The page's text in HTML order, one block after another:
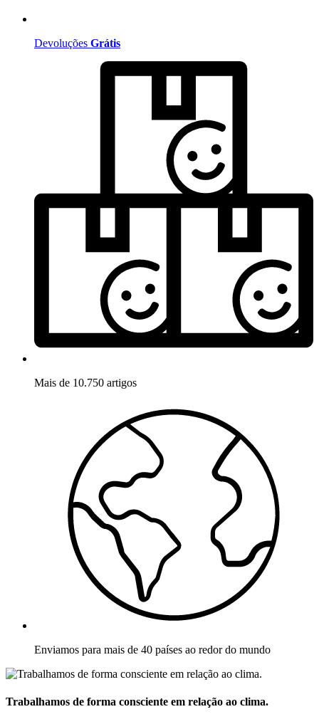
Devoluções Grátis
Mais de 10.750 artigos
Enviamos para mais de 40 países ao redor do mundo
Trabalhamos de forma consciente em relação ao clima.